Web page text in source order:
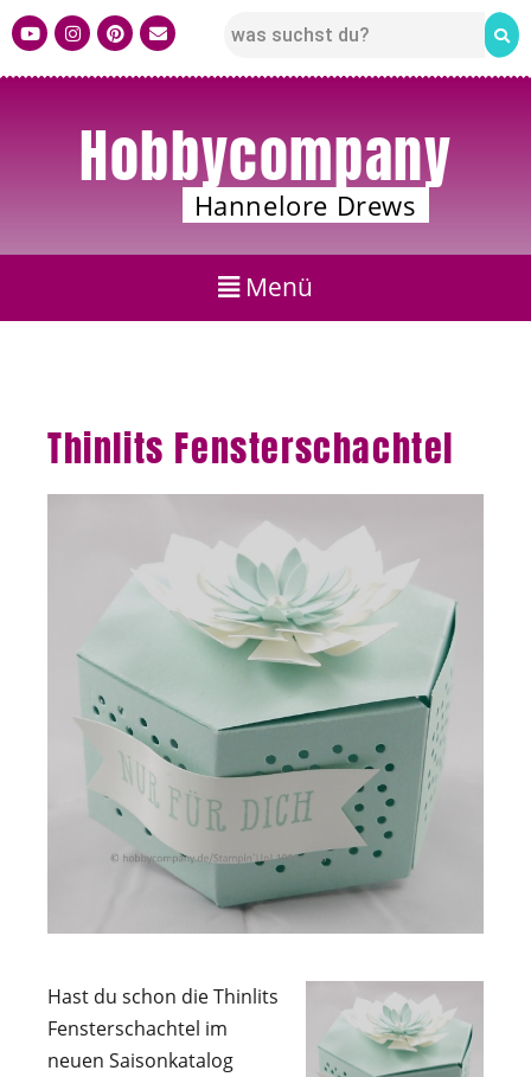
Hobbycompany
Hannelore Drews
Thinlits Fensterschachtel
Hast du schon die Thinlits
Fensterschachtel im
neuen Saisonkatalog